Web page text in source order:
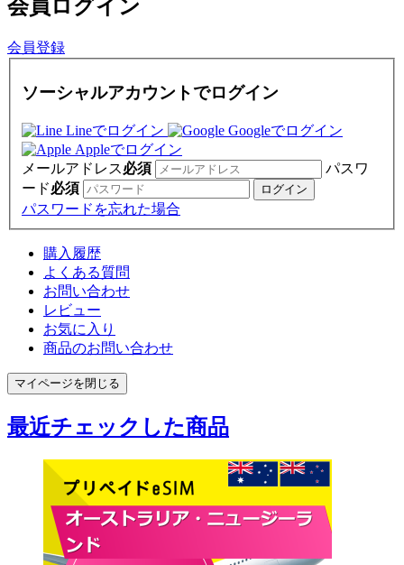
会員 ログイン
会員登録
ソーシャルアカウントでログイン
Lineでログイン
Googleでログイン
Appleでログイン
メールアドレス必須
パスワ
ード必須
パスワードを忘れた場合
購入履歴
よくある質問
お問い合わせ
レビュー
お気に入り
商品のお問い合わせ
マイページを閉じる
最近チェックした商品